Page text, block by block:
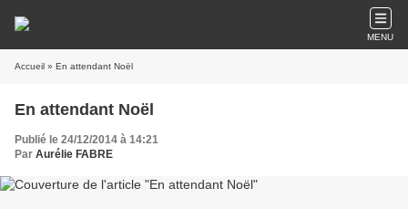
MENU
Accueil » En attendant Noël
En attendant Noël
Publié le 24/12/2014 à 14:21
Par Aurélie FABRE